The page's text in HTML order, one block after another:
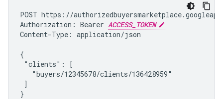
POST https://
Authorization: Bearer ACCESS_TOKEN
Content-Type: application/json
{
"clients": [
   "buyers/12345678/clients/136428959"
]
}